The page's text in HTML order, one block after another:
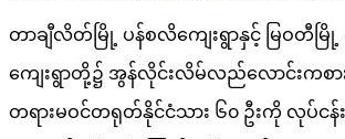
တာချီလိတ်မြို့ ပန်စလိကျေးရွာနှင့် မြဝတီမ
ကျေးရွာတို့၌ အွန်လိုင်းလိမ်လည်လောင်းကစ
တရားမဝင်တရုတ်နိုင်ငံသား ၆၀ ဦးကို လုပ်ငန်းသုံ